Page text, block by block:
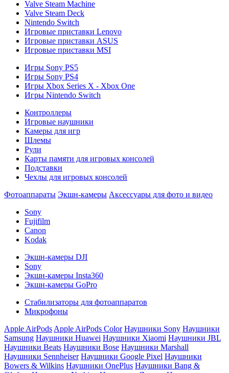
Valve Steam Machine
Valve Steam Deck
Nintendo Switch
Игровые приставки Lenovo
Игровые приставки ASUS
Игровые приставки MSI
Игры Sony PS5
Игры Sony PS4
Игры Xbox Series X - Xbox One
Игры Nintendo Switch
Контроллеры
Игровые наушники
Камеры для игр
Шлемы
Рули
Карты памяти для игровых консолей
Подставки
Чехлы для игровых консолей
Фотоаппараты Экшн-камеры Аксессуары для фото и видео
Sony
Fujifilm
Canon
Kodak
Экшн-камеры DJI
Sony
Экшн-камеры Insta360
Экшн-камеры GoPro
Стабилизаторы для фотоаппаратов
Микрофоны
Apple AirPods Apple AirPods Color Наушники Sony Наушники
Samsung Наушники Huawei Наушники Xiaomi Наушники JBL
Наушники Beats Наушники Bose Наушники Marshall
Наушники Sennheiser Наушники Google Pixel Наушники
Bowers & Wilkins Наушники OnePlus Наушники Bang &